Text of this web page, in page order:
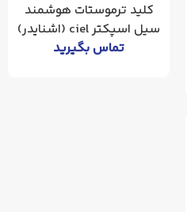
کلید ترموستات هوشمند
سیل اسپکتر ciel (اشنایدر)
تماس بگیرید